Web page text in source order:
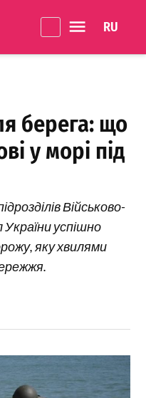
берега: що
у морі під
Військово-
успішно
яку хвилями